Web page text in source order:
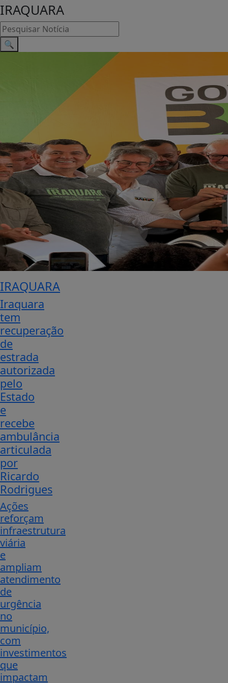
IRAQUARA
🔍
IRAQUARA
Iraquara
tem
recuperação
de
estrada
autorizada
pelo
Estado
e
recebe
ambulância
articulada
por
Ricardo
Rodrigues
Ações
reforçam
infraestrutura
viária
e
ampliam
atendimento
de
urgência
no
município,
com
investimentos
que
impactam